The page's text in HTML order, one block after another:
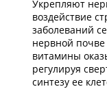
Укрепляют
воздействие
заболеваний
нервной
витамины
регулируя
синтезу ее